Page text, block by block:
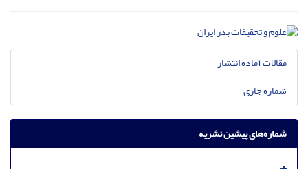
مقالات آماده انتشار
شماره جاری
شماره‌های پیشین نشریه